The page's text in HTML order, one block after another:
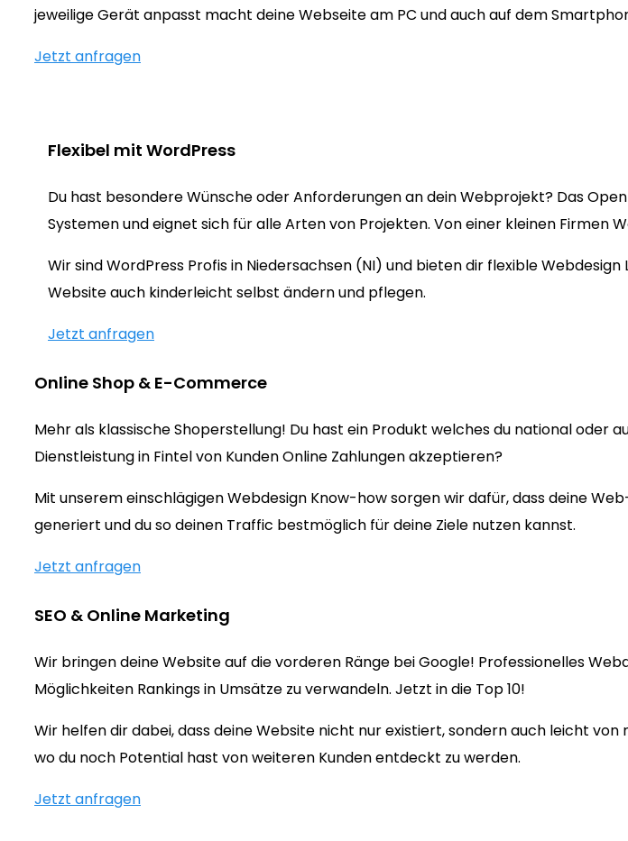
jeweilige Gerät anpasst macht deine Webseite am PC und auch auf dem
Jetzt anfragen
Flexibel mit WordPress
Du hast besondere Wünsche oder Anforderungen an dein Webprojekt? Das
Systemen und eignet sich für alle Arten von Projekten. Von einer kleinen Firmen
Wir sind WordPress Profis in Niedersachsen (NI) und bieten dir flexible
Website auch kinderleicht selbst ändern und pflegen.
Jetzt anfragen
Online Shop & E-Commerce
Mehr als klassische Shoperstellung! Du hast ein Produkt welches du national
Dienstleistung in Fintel von Kunden Online Zahlungen akzeptieren?
Mit unserem einschlägigen Webdesign Know-how sorgen wir dafür, dass deine
generiert und du so deinen Traffic bestmöglich für deine Ziele nutzen kannst.
Jetzt anfragen
SEO & Online Marketing
Wir bringen deine Website auf die vorderen Ränge bei Google! Professionelles
Möglichkeiten Rankings in Umsätze zu verwandeln. Jetzt in die Top 10!
Wir helfen dir dabei, dass deine Website nicht nur existiert, sondern auch leicht
wo du noch Potential hast von weiteren Kunden entdeckt zu werden.
Jetzt anfragen